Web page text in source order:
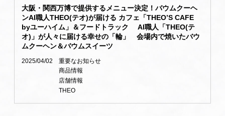
大阪・関西万博で提供するメニュー決定！バウムクーヘ
ンAI職人THEO(テオ)が届ける カフェ「THEO’S CAFE
byユーハイム」＆フードトラック AI職人「THEO(テ
オ)」が人々に届ける幸せの「輪」 会場内で焼いたバウ
ムクーヘン＆バウムスイーツ
2025/04/02
重要なお知らせ
商品情報
店舗情報
THEO